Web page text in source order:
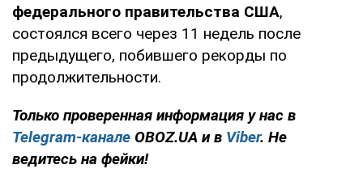
федерального правительства США,
состоялся всего через 11 недель после
предыдущего, побившего рекорды по
продолжительности.
Только проверенная информация у нас в
Telegram-канале OBOZ.UA и в Viber. Не
ведитесь на фейки!